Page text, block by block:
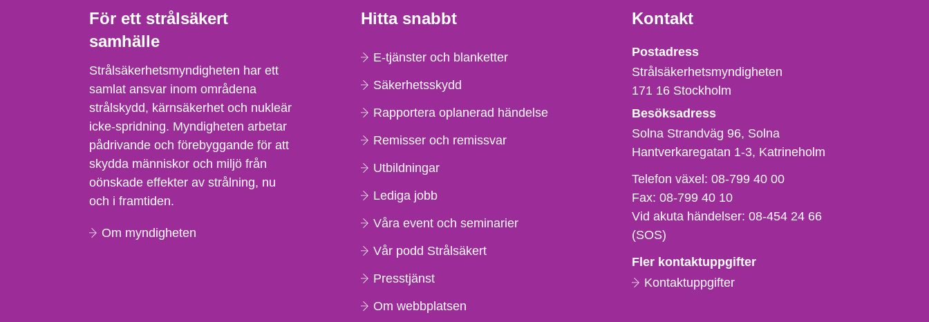
För ett strålsäkert
samhälle
Strålsäkerhetsmyndigheten har ett
samlat ansvar inom områdena
strålskydd, kärnsäkerhet och nukleär
icke-spridning. Myndigheten arbetar
pådrivande och förebyggande för att
skydda människor och miljö från
oönskade effekter av strålning, nu
och i framtiden.
Om myndigheten
Hitta snabbt
E-tjänster och blanketter
Säkerhetsskydd
Rapportera oplanerad händelse
Remisser och remissvar
Utbildningar
Lediga jobb
Våra event och seminarier
Vår podd Strålsäkert
Presstjänst
Om webbplatsen
Kontakt
Strålsäkerhetsmyndigheten
Postadress
Strålsäkerhetsmyndigheten
171 16 Stockholm
Besöksadress
Solna Strandväg 96, Solna
Hantverkaregatan 1-3 Katrineholm
Telefon,
fax
och
e-
Telefon växel:08-799 40 00
Fax:08-799 40 10
Vid akuta händelser:08-454 24 66
(SOS)
Fler kontaktuppgifter
Kontaktuppgifter